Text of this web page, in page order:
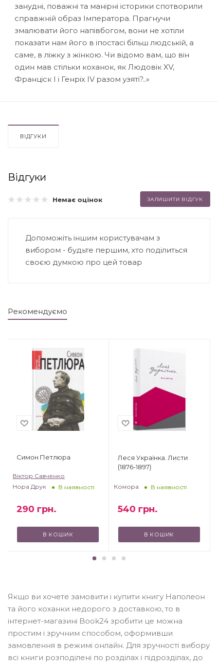
занудні, поважні та манірні історики спотворили
справжній образ Імператора. Прагнучи
змалювати його напівбогом, вони не хотіли
показати нам його в іпостасі більш людській, а
саме, в ліжку з жінкою. Чи відомо вам, що він
один мав стільки коханок, як Людовік XV,
Франціск І і Генріх IV разом узяті?..»
ВІДГУКИ
Відгуки
Немає оцінок ЗАЛИШИТИ ВІДГУК
Допоможіть іншим користувачам з
вибором - будьте першим, хто поділиться
своєю думкою про цей товар
Рекомендуємо
Симон Петлюра
Віктор Савченко
Нора Друк
В наявності
290 грн.
В КОШИК
Леся Українка. Листи
(1876-1897)
Комора В наявності
540 грн.
В КОШИК
Якщо ви хочете замовити і купити книгу Наполеон
та його коханки недорого з доставкою, то в
інтернет-магазині Book24 зробити це можна
простим і зручним способом, оформивши
замовлення в режимі онлайн. Для зручності вибору
всі книги розподілені по розділах і підрозділах, до